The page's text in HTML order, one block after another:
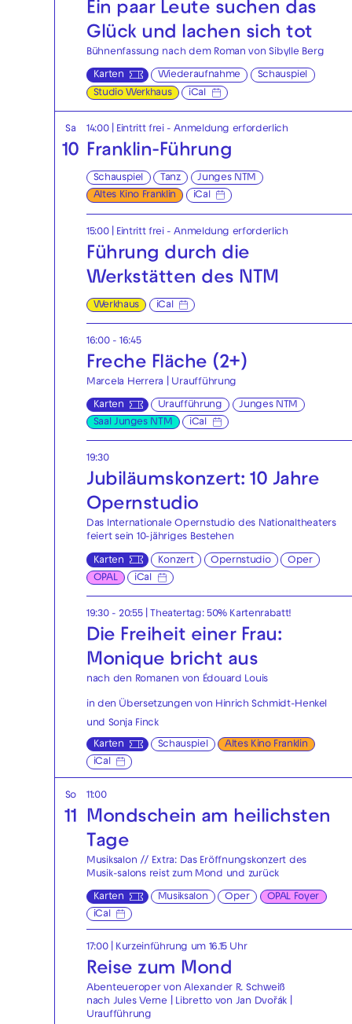
Ein paar Leute suchen das
Glück und lachen sich tot
Bühnenfassung nach dem Roman von Sibylle Berg
Karten Wiederaufnahme
Schauspiel
Studio Werkhaus
iCal
Sa
10
14:00| Eintritt frei - Anmeldung erforderlich
Franklin-Führung
Schauspiel Tanz
Junges NTM
Altes Kino Franklin
iCal
15:00| Eintritt frei - Anmeldung erforderlich
Führung durch die
Werkstätten des NTM
Werkhaus iCal
16:00 - 16:45
Freche Fläche (2+)
Marcela Herrera | Uraufführung
Karten Uraufführung
Junges NTM
Saal Junges NTM
iCal
19:30
Jubiläumskonzert: 10 Jahre
Opernstudio
Das Internationale Opernstudio des Nationaltheaters
feiert sein 10-jähriges Bestehen
Karten Konzert Opernstudio
Oper
OPAL
iCal
19:30 - 20:55| Theatertag: 50% Kartenrabatt!
Die Freiheit einer Frau:
Monique bricht aus
nach den Romanen von Édouard Louis
in den Übersetzungen von Hinrich Schmidt-Henkel
und Sonja Finck
Karten Schauspiel
Altes Kino Franklin
iCal
So
11
11:00
Mondschein am heilichsten
Tage
Musiksalon // Extra: Das Eröffnungskonzert des
Musik-salons reist zum Mond und zurück
Karten Musiksalon Oper
OPAL Foyer
iCal
17:00 | Kurzeinführung um 16.15 Uhr
Reise zum Mond
Abenteueroper von Alexander R. Schweiß
nach Jules Verne | Libretto von Jan Dvořák |
Uraufführung